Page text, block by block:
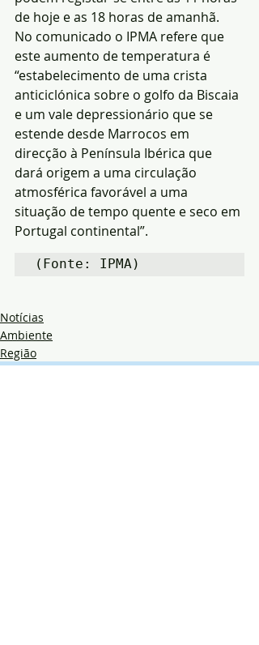
de hoje e as 18 horas de amanhã.
No comunicado o IPMA refere que
este aumento de temperatura é
“estabelecimento de uma crista
anticiclónica sobre o golfo da Biscaia
e um vale depressionário que se
estende desde Marrocos em
direcção à Península Ibérica que
dará origem a uma circulação
atmosférica favorável a uma
situação de tempo quente e seco em
Portugal continental”.
(Fonte: IPMA)
Notícias
Ambiente
Região